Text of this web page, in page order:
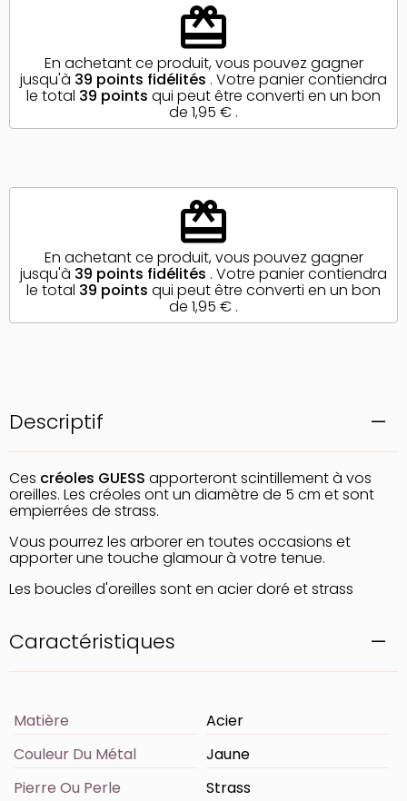
Descriptif
Ces créoles GUESS apporteront scintillement à vos
oreilles. Les créoles ont un diamètre de 5 cm et sont
empierrées de strass.
Vous pourrez les arborer en toutes occasions et
apporter une touche glamour à votre tenue.
Les boucles d'oreilles sont en acier doré et strass
Caractéristiques
Matière
Acier
Couleur Du Métal
Jaune
Pierre Ou Perle
Strass
redeem
En achetant ce produit, vous pouvez gagner
jusqu'à 39 points fidélités . Votre panier contiendra
le total 39 points qui peut être converti en un bon
de 1,95 € .
redeem
En achetant ce produit, vous pouvez gagner
jusqu'à 39 points fidélités . Votre panier contiendra
le total 39 points qui peut être converti en un bon
de 1,95 € .